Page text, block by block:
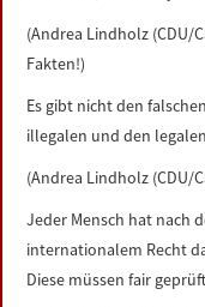
(Andrea Lindholz (CDU/
Fakten!)
Es gibt nicht den
illegalen und den
(Andrea Lindholz (CDU/
Jeder Mensch hat nach
internationalem Recht
Diese müssen fair